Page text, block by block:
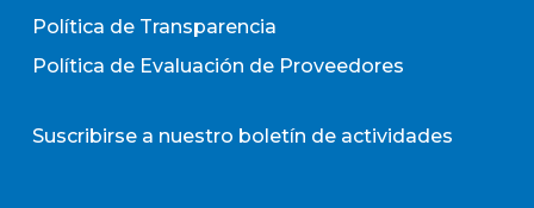
Política de Transparencia
Política de Evaluación de Proveedores
Suscribirse a nuestro boletín de actividades